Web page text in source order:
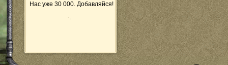
Нас уже 30 000. Добавляйся!